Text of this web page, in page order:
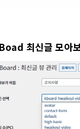
최신글 모아